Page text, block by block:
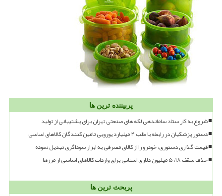
پربیننده ترین ها
شروع به کار ستاد ساماندهی لکه های صنعتی تهران برای پشتیبانی از تولید
دستور پزشکیان در رابطه با طلب ۴ میلیارد یورویی تامین کنندگان کالاهای اساسی
قیمت گذاری دستوری، خودرو را از کالای مصرفی به ابزار سوداگری تبدیل نموده
حذف سقف ۱۸، ۵ میلیون دلاری استانی برای واردات کالاهای اساسی از مرزها
پربحث ترین ها